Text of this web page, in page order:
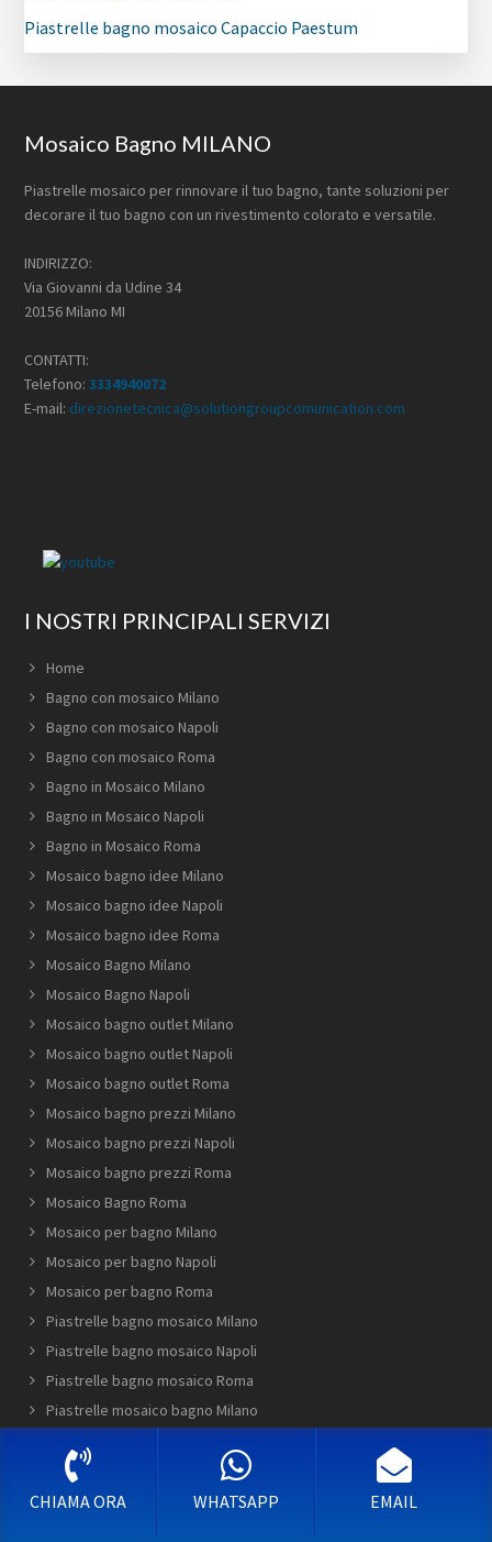
Piastrelle bagno mosaico Capaccio Paestum
Footer
Mosaico Bagno MILANO
Piastrelle mosaico per rinnovare il tuo bagno, tante soluzioni per
decorare il tuo bagno con un rivestimento colorato e versatile.
INDIRIZZO:
Via Giovanni da Udine 34
20156 Milano MI
CONTATTI:
Telefono:3334940072
E-mail: direzionetecnica@solutiongroupcomunication.com
I NOSTRI PRINCIPALI SERVIZI
Home
Bagno con mosaico Milano
Bagno con mosaico Napoli
Bagno con mosaico Roma
Bagno in Mosaico Milano
Bagno in Mosaico Napoli
Bagno in Mosaico Roma
Mosaico bagno idee Milano
Mosaico bagno idee Napoli
Mosaico bagno idee Roma
Mosaico Bagno Milano
Mosaico Bagno Napoli
Mosaico bagno outlet Milano
Mosaico bagno outlet Napoli
Mosaico bagno outlet Roma
Mosaico bagno prezzi Milano
Mosaico bagno prezzi Napoli
Mosaico bagno prezzi Roma
Mosaico Bagno Roma
Mosaico per bagno Milano
Mosaico per bagno Napoli
Mosaico per bagno Roma
Piastrelle bagno mosaico Milano
Piastrelle bagno mosaico Napoli
Piastrelle bagno mosaico Roma
Piastrelle mosaico bagno Milano
Piastrelle mosaico bagno Roma
Rivestimento bagno mosaico Milano
CHIAMA ORA WHATSAPP EMAIL